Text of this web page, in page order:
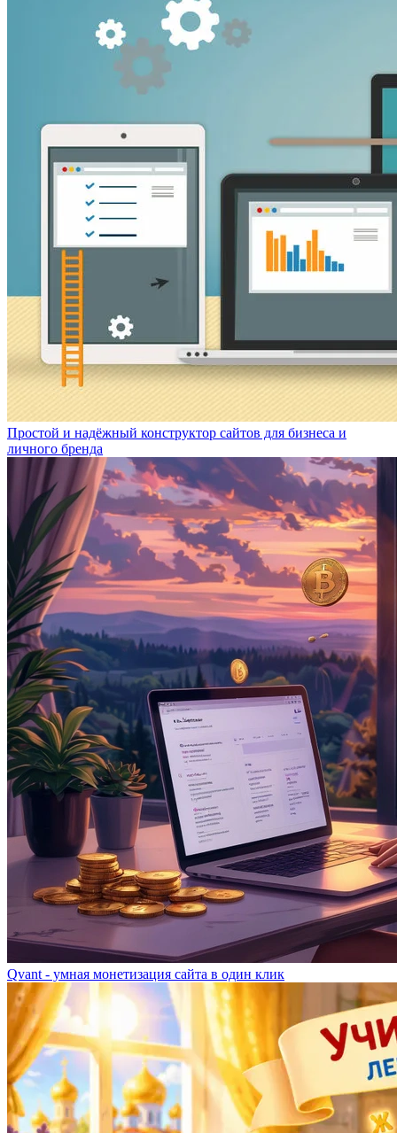
Простой и надёжный конструктор сайтов для бизнеса и
личного бренда
Qvant - умная монетизация сайта в один клик